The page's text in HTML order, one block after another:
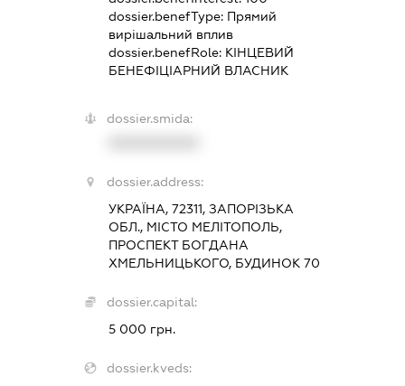
dossier.benefType: Прямий
вирішальний вплив
dossier.benefRole: КІНЦЕВИЙ
БЕНЕФІЦІАРНИЙ ВЛАСНИК
dossier.smida:
dossier.address:
УКРАЇНА, 72311, ЗАПОРІЗЬКА
ОБЛ., МІСТО МЕЛІТОПОЛЬ,
ПРОСПЕКТ БОГДАНА
ХМЕЛЬНИЦЬКОГО, БУДИНОК 70
dossier.capital:
5 000 грн.
dossier.kveds: